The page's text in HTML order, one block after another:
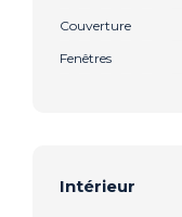
Couverture
Fenêtres
Intérieur